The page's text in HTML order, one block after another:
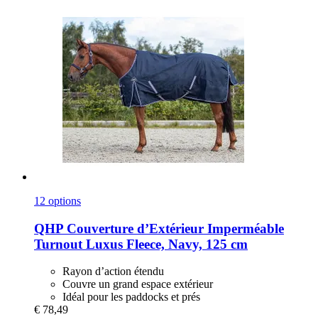
12 options
QHP Couverture d’Extérieur Imperméable
Turnout Luxus Fleece, Navy, 125 cm
Rayon d’action étendu
Couvre un grand espace extérieur
Idéal pour les paddocks et prés
€ 78,49